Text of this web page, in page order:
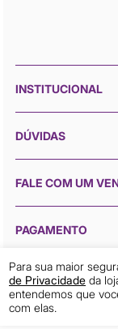
Para sua maior
de Privacidade da
entendemos que
com elas.
INSTITUCIONAL
DÚVIDAS
FALE COM UM
PAGAMENTO
Todos
Aperam Inox (19) 3211-